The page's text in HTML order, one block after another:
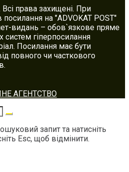
права захищені. При
посилання на "ADVOKAT POST"
видань – обов`язкове пряме
гіперпосилання
Посилання має бути
повного чи часткового
АГЕНТСТВО
запит та натисніть
Esc, щоб відмінити.